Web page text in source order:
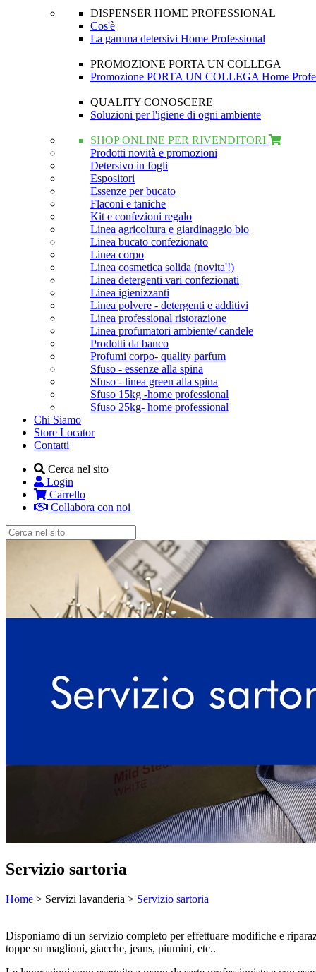
DISPENSER HOME PROFESSIONAL
Cos'è
La gamma detersivi Home Professional
PROMOZIONE PORTA UN COLLEGA
Promozione PORTA UN COLLEGA Home
QUALITY CONOSCERE
Soluzioni per l'igiene di ogni ambiente
SHOP ONLINE PER RIVENDITORI
Prodotti novità e promozioni
Detersivo in fogli
Espositori
Essenze per bucato
Flaconi e taniche
Kit e confezioni regalo
Linea agricoltura e giardinaggio bio
Linea bucato confezionato
Linea corpo
Linea cosmetica solida (novita'!)
Linea detergenti vari confezionati
Linea igienizzanti
Linea polvere - detergenti e additivi
Linea professional ristorazione
Linea profumatori ambiente/ candele
Prodotti da banco
Profumi corpo- quality parfum
Sfuso - essenze alla spina
Sfuso - linea green alla spina
Sfuso 15kg -home professional
Sfuso 25kg- home professional
Chi Siamo
Store Locator
Contatti
Cerca nel sito
Login
Carrello
Collabora con noi
Servizio sartoria
Home > Servizi lavanderia > Servizio sartoria
Disponiamo di un servizio completo per effettuare modifiche e
toppe su maglioni, giacche, jeans, piumini, etc..